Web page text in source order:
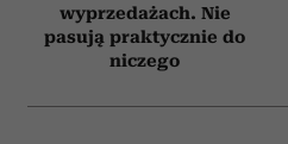
wyprzedażach. Nie
pasują praktycznie do
niczego